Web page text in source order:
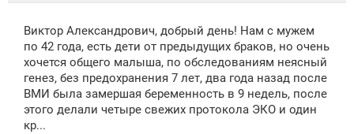
Виктор Александрович, добрый день! Нам с мужем
по 42 года, есть дети от предыдущих браков, но очень
хочется общего малыша, по обследованиям неясный
генез, без предохранения 7 лет, два года назад после
ВМИ была замершая беременность в 9 недель, после
этого делали четыре свежих протокола ЭКО и один
кр...